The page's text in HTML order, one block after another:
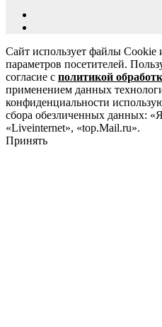
Сайт использует файлы Cookie
параметров посетителей.
согласие с политикой
применением данных
конфиденциальности
сбора обезличенных данных:
«Liveinternet», «top.Mail.ru».
Принять